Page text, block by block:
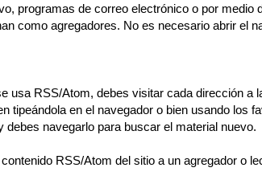
programas de correo electrónico o por medio
como agregadores. No es necesario abrir el
usa RSS/Atom, debes visitar cada dirección a
tipeándola en el navegador o bien usando los
debes navegarlo para buscar el material nuevo.
RSS/Atom del sitio a un agregador o